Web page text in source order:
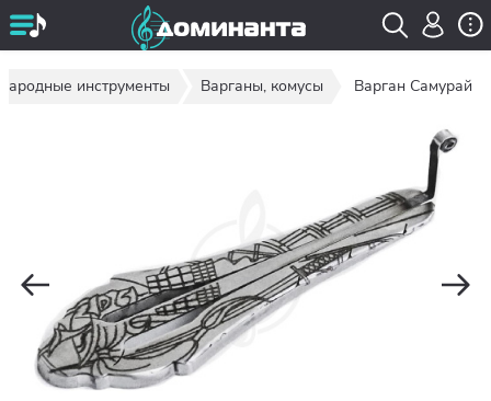
инструменты Варганы, комусы Варган Самурай